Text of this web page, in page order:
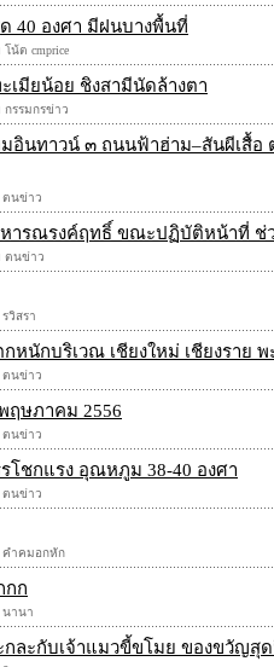
40 องศา มีฝนบางพื้นที่
โน้ต cmprice
เมียน้อย ชิงสามีนัดล้างตา
กรรมกรข่าว
อินทาวน์ ๓ ถนนฟ้าฮ่าม–สันผีเสื้
ตนข่าว
ารณรงค์ฤทธิ์ ขณะปฏิบัติหน้าที่ ช่
ตนข่าว
วิสรา
นักบริเวณ เชียงใหม่ เชียงราย พ
ตนข่าว
ฤษภาคม 2556
ตนข่าว
โชกแรง อุณหภูม 38-40 องศา
ตนข่าว
คําคมอกหัก
กก
นานา
กละกับเจ้าแมวขี้ขโมย ของขวัญสุ